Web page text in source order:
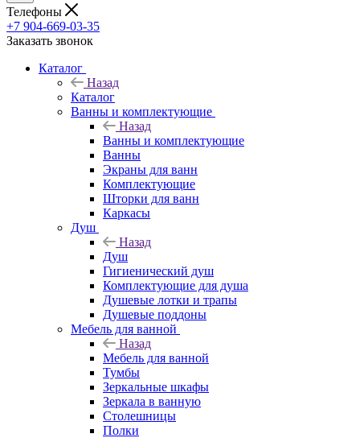
Телефоны
+7 904-669-03-35
Заказать звонок
Каталог
Назад
Каталог
Ванны и комплектующие
Назад
Ванны и комплектующие
Ванны
Экраны для ванн
Комплектующие
Шторки для ванн
Каркасы
Душ
Назад
Душ
Гигиенический душ
Комплектующие для душа
Душевые лотки и трапы
Душевые поддоны
Мебель для ванной
Назад
Мебель для ванной
Тумбы
Зеркальные шкафы
Зеркала в ванную
Столешницы
Полки